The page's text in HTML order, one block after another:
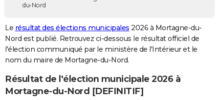
Destinations
City break
Voyage nature
Voyage de noces
Forum
GUIDES D'ACHAT
BONS PLANS
Carte de Noël
Carte Bonne année
Carte Saint-Valentin
Carte Pâques
Carte d'anniversaire
DICTIONNAIRE
du-Nord
Le résultat des élections municipales 2026 à Mortagne-du-
Nord est publié. Retrouvez ci-dessous le résultat officiel de
l'élection communiqué par le ministère de l'Intérieur et le
nom du maire de Mortagne-du-Nord.
Résultat de l'élection municipale 2026 à
Mortagne-du-Nord [DEFINITIF]